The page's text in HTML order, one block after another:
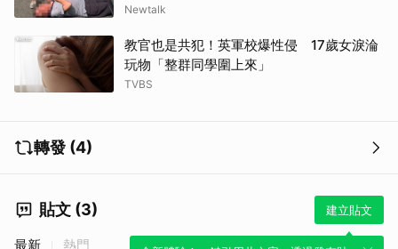
Newtalk
教官也是共犯！英軍校爆性侵 17歲女淚淪
玩物「整群同學圍上來」
TVBS
轉發 (4)
貼文 (3) 建立貼文
最新 熱門